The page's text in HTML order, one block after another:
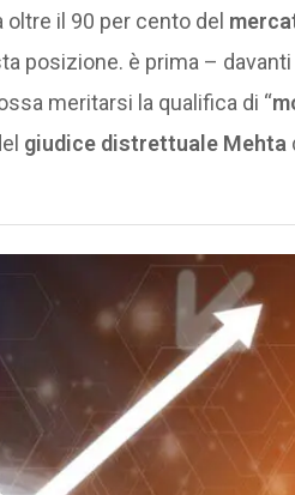
oltre il 90 per cento del
posizione. è prima –
meritarsi la qualifica di “
giudice distrettuale Mehta